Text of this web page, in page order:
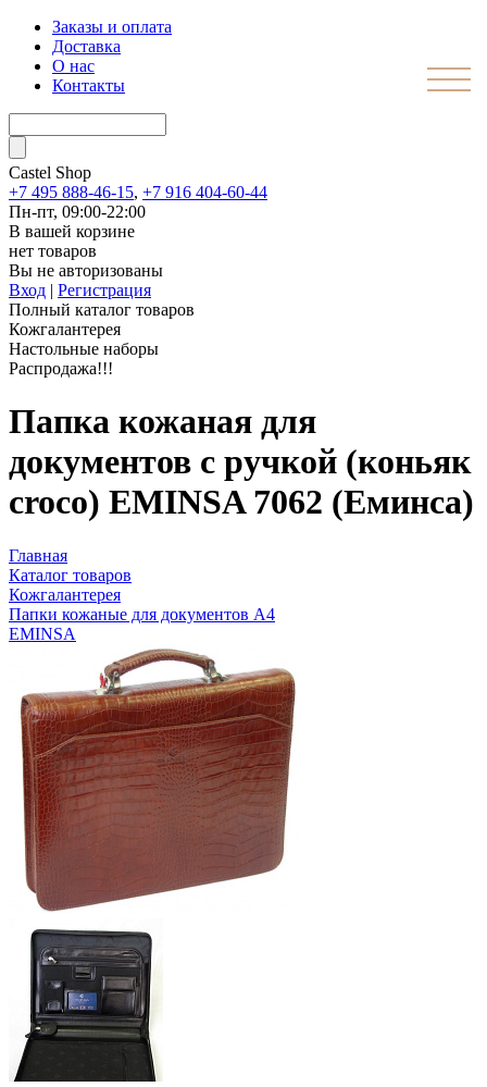
Заказы и оплата
Доставка
О нас
Контакты
Castel Shop
+7 495 888-46-15, +7 916 404-60-44
Пн-пт, 09:00-22:00
В вашей корзине
нет товаров
Вы не авторизованы
Вход | Регистрация
Полный каталог товаров
Кожгалантерея
Настольные наборы
Распродажа!!!
Папка кожаная для
документов с ручкой (коньяк
croco) EMINSA 7062 (Еминса)
Главная
Каталог товаров
Кожгалантерея
Папки кожаные для документов А4
EMINSA